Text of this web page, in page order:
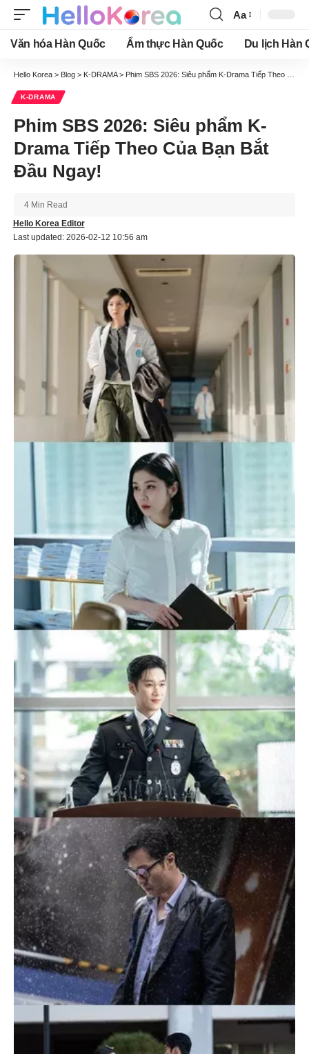
Font
Resizer
Aa
Văn hóa Hàn Quốc Ẩm thực Hàn Quốc Du lịch Hàn
Hello Korea > Blog > K-DRAMA> Phim SBS 2026: Siêu phẩm K-Drama Tiếp Theo Của Bạn Bắt Đầu Ngay!
K-DRAMA
Phim SBS 2026: Siêu phẩm K-
Drama Tiếp Theo Của Bạn Bắt
Đầu Ngay!
Last updated: 2026-02-12 10:56 am
Hello Korea Editor
4 Min Read